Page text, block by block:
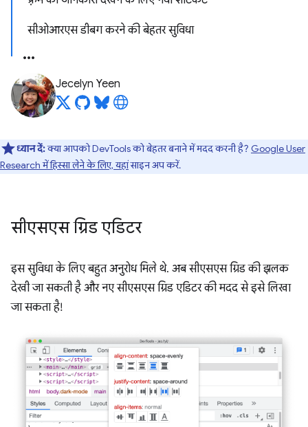
सीओआरएस डीबग करने की बेहतर सुविधा
Jecelyn Yeen
ध्यान दें:क्या आपको DevTools को बेहतर बनाने में मदद करनी है? Google User
Research में हिस्सा लेने के लिए, यहांसाइन अप करें.
सीएसएस ग्रिड एडिटर
इस सुविधा के लिए बहुत अनुरोध मिले थे. अब सीएसएस ग्रिड की झलक
देखी जा सकती है और नए सीएसएस ग्रिड एडिटर की मदद से इसे लिखा
जा सकता है!